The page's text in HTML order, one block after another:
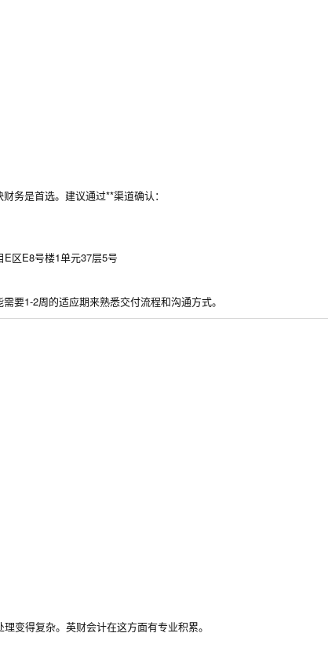
务是首选。建议通过**渠道确认：
区E8号楼1单元37层5号
要1-2周的适应期来熟悉交付流程和沟通方式。
变得复杂。英财会计在这方面有专业积累。